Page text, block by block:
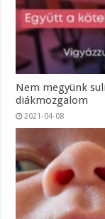
Nem megyünk
diákmozgalom
2021-04-08